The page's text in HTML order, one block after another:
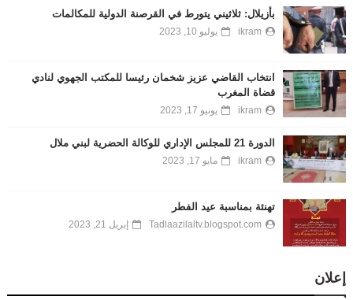
بأزيلال: ثلاثيني يتورط في القرصنة الدولية للمكالمات
ikram يوليو 10, 2023
انتخاب القاضي عزيز شخمان رئيسا للمكتب الجهوي لنادي
قضاة المغرب
ikram يونيو 17, 2023
الدورة 21 للمجلس الإداري للوكالة الحضرية لبني ملال
ikram مايو 17, 2023
تهنئة بمناسبة عيد الفطر
Tadlaazilaltv.blogspot.com إبريل 21, 2023
إعلان